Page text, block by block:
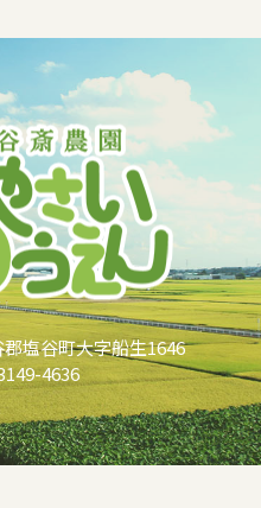
塩谷町大字船生1646
4636